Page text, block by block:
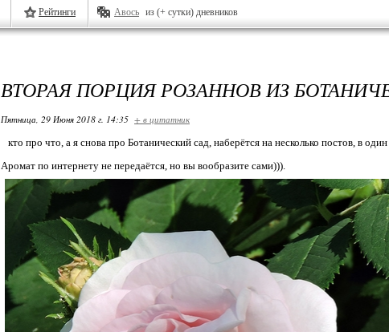
Рейтинги Авось из (+ сутки) дневников
ВТОРАЯ ПОРЦИЯ РОЗАННОВ ИЗ
Пятница, 29 Июня 2018 г. 14:35 + в цитатник
кто про что, а я снова про Ботанический сад, наберётся на несколько постов, в
Аромат по интернету не передаётся, но вы вообразите сами))).